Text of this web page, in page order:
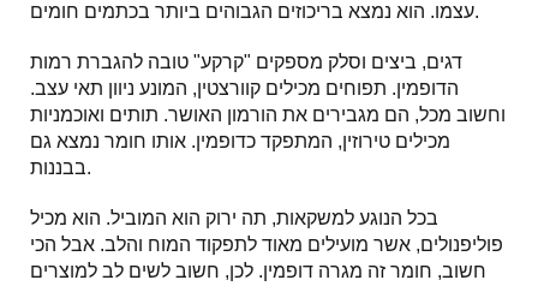
עצמו. הוא נמצא בריכוזים הגבוהים ביותר בכתמים חומים.
דגים, ביצים וסלק מספקים "קרקע" טובה להגברת רמות
הדופמין. תפוחים מכילים קוורצטין, המונע ניוון תאי עצב.
וחשוב מכל, הם מגבירים את הורמון האושר. תותים ואוכמניות
מכילים טירוזין, המתפקד כדופמין. אותו חומר נמצא גם
בבננות.
בכל הנוגע למשקאות, תה ירוק הוא המוביל. הוא מכיל
פוליפנולים, אשר מועילים מאוד לתפקוד המוח והלב. אבל הכי
חשוב, חומר זה מגרה דופמין. לכן, חשוב לשים לב למוצרים